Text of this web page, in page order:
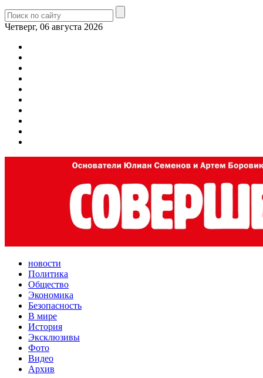
Четверг, 06 августа 2026
новости
Политика
Общество
Экономика
Безопасность
В мире
История
Эксклюзивы
Фото
Видео
Архив